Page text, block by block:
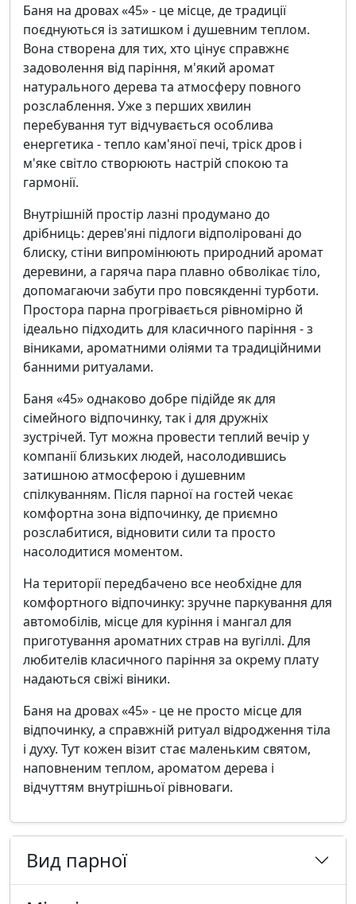
Баня на дровах «45» - це місце, де традиції
поєднуються із затишком і душевним теплом.
Вона створена для тих, хто цінує справжнє
задоволення від паріння, м'який аромат
натурального дерева та атмосферу повного
розслаблення. Уже з перших хвилин
перебування тут відчувається особлива
енергетика - тепло кам'яної печі, тріск дров і
м'яке світло створюють настрій спокою та
гармонії.
Внутрішній простір лазні продумано до
дрібниць: дерев'яні підлоги відполіровані до
блиску, стіни випромінюють природний аромат
деревини, а гаряча пара плавно обволікає тіло,
допомагаючи забути про повсякденні турботи.
Простора парна прогрівається рівномірно й
ідеально підходить для класичного паріння - з
віниками, ароматними оліями та традиційними
банними ритуалами.
Баня «45» однаково добре підійде як для
сімейного відпочинку, так і для дружніх
зустрічей. Тут можна провести теплий вечір у
компанії близьких людей, насолодившись
затишною атмосферою і душевним
спілкуванням. Після парної на гостей чекає
комфортна зона відпочинку, де приємно
розслабитися, відновити сили та просто
насолодитися моментом.
На території передбачено все необхідне для
комфортного відпочинку: зручне паркування для
автомобілів, місце для куріння і мангал для
приготування ароматних страв на вугіллі. Для
любителів класичного паріння за окрему плату
надаються свіжі віники.
Баня на дровах «45» - це не просто місце для
відпочинку, а справжній ритуал відродження тіла
і духу. Тут кожен візит стає маленьким святом,
наповненим теплом, ароматом дерева і
відчуттям внутрішньої рівноваги.
Вид парної